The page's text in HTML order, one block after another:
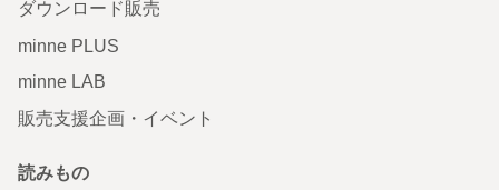
ダウンロード販売
minne PLUS
minne LAB
販売支援企画・イベント
読みもの